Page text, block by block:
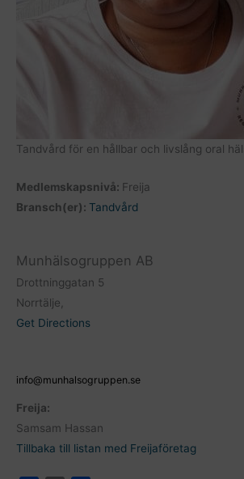
Tandvård för en hållbar och livslång oral
Medlemskapsnivå: Freija
Bransch(er): Tandvård
Munhälsogruppen AB
Drottninggatan 5
Norrtälje,
Get Directions
info@munhalsogruppen.se
Freija:
Samsam Hassan
Tillbaka till listan med Freijaföretag